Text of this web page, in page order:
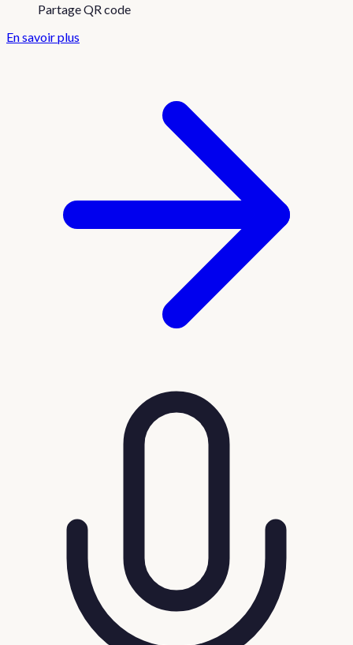
Partage QR code
En savoir plus